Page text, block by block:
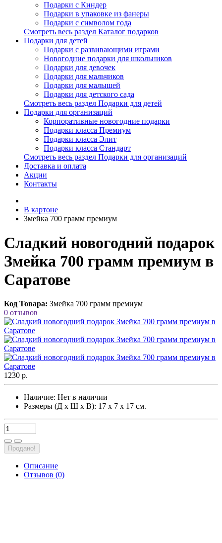
Подарки с Киндер
Подарки в упаковке из фанеры
Подарки с символом года
Смотреть весь раздел Каталог подарков
Подарки для детей
Подарки с развивающими играми
Новогодние подарки для школьников
Подарки для девочек
Подарки для мальчиков
Подарки для малышей
Подарки для детского сада
Смотреть весь раздел Подарки для детей
Подарки для организаций
Корпоративные новогодние подарки
Подарки класса Премиум
Подарки класса Элит
Подарки класса Стандарт
Смотреть весь раздел Подарки для организаций
Доставка и оплата
Акции
Контакты
В картоне
Змейка 700 грамм премиум
Сладкий новогодний подарок
Змейка 700 грамм премиум в
Саратове
Код Товара: Змейка 700 грамм премиум
0 отзывов
1230 р.
Наличие: Нет в наличии
Размеры (Д х Ш х В): 17 х 7 х 17 см.
Продано!
Описание
Отзывов (0)